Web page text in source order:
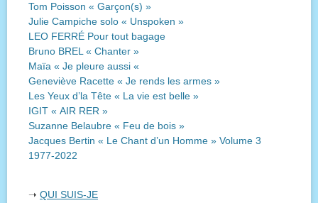
Tom Poisson « Garçon(s) »
Julie Campiche solo « Unspoken »
LEO FERRÉ Pour tout bagage
Bruno BREL « Chanter »
Maïa « Je pleure aussi «
Geneviève Racette « Je rends les armes »
Les Yeux d’la Tête « La vie est belle »
IGIT « AIR RER »
Suzanne Belaubre « Feu de bois »
Jacques Bertin « Le Chant d’un Homme » Volume 3
1977-2022
➝ QUI SUIS-JE